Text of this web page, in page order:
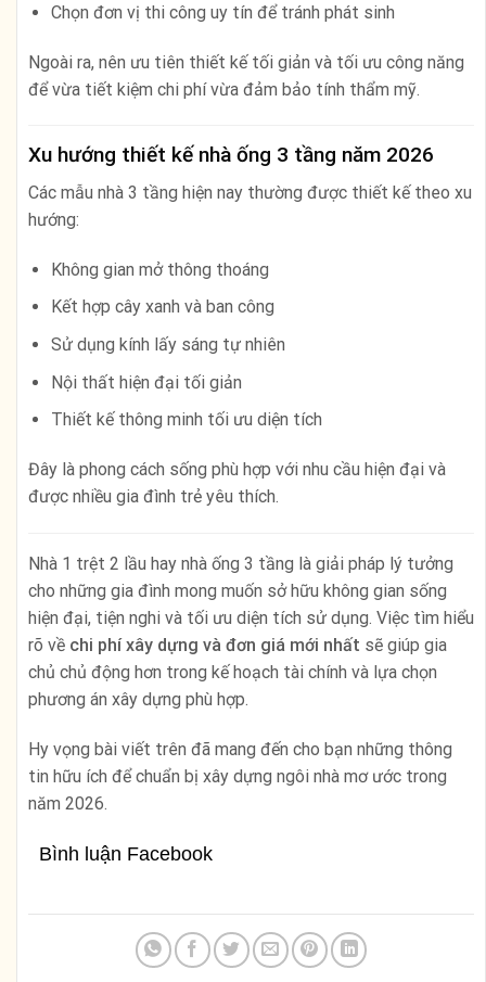
Chọn đơn vị thi công uy tín để tránh phát sinh
Ngoài ra, nên ưu tiên thiết kế tối giản và tối ưu công năng
để vừa tiết kiệm chi phí vừa đảm bảo tính thẩm mỹ.
Xu hướng thiết kế nhà ống 3 tầng năm 2026
Các mẫu nhà 3 tầng hiện nay thường được thiết kế theo xu
hướng:
Không gian mở thông thoáng
Kết hợp cây xanh và ban công
Sử dụng kính lấy sáng tự nhiên
Nội thất hiện đại tối giản
Thiết kế thông minh tối ưu diện tích
Đây là phong cách sống phù hợp với nhu cầu hiện đại và
được nhiều gia đình trẻ yêu thích.
Nhà 1 trệt 2 lầu hay nhà ống 3 tầng là giải pháp lý tưởng
cho những gia đình mong muốn sở hữu không gian sống
hiện đại, tiện nghi và tối ưu diện tích sử dụng. Việc tìm hiểu
rõ về chi phí xây dựng và đơn giá mới nhất sẽ giúp gia
chủ chủ động hơn trong kế hoạch tài chính và lựa chọn
phương án xây dựng phù hợp.
Hy vọng bài viết trên đã mang đến cho bạn những thông
tin hữu ích để chuẩn bị xây dựng ngôi nhà mơ ước trong
năm 2026.
Bình luận Facebook